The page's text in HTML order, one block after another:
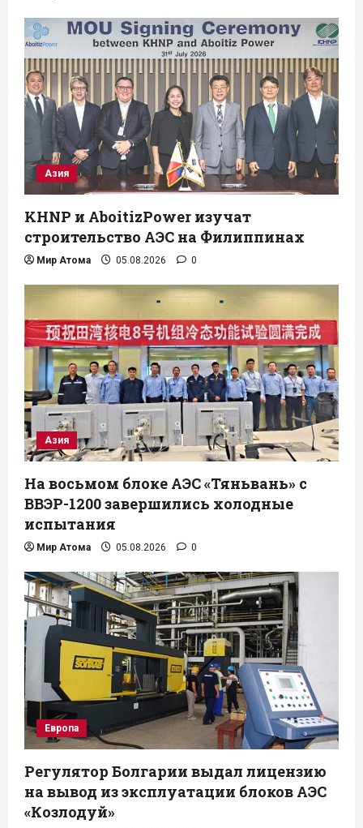
Азия
KHNP и AboitizPower изучат
строительство АЭС на Филиппинах
Мир Атома 05.08.2026 0
Азия
На восьмом блоке АЭС «Тяньвань» с
ВВЭР-1200 завершились холодные
испытания
Мир Атома 05.08.2026 0
Европа
Регулятор Болгарии выдал лицензию
на вывод из эксплуатации блоков АЭС
«Козлодуй»